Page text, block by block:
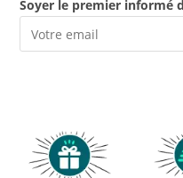
Soyer le premier informé